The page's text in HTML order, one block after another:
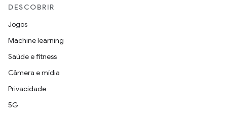
DESCOBRIR
Jogos
Machine learning
Saúde e fitness
Câmera e mídia
Privacidade
5G